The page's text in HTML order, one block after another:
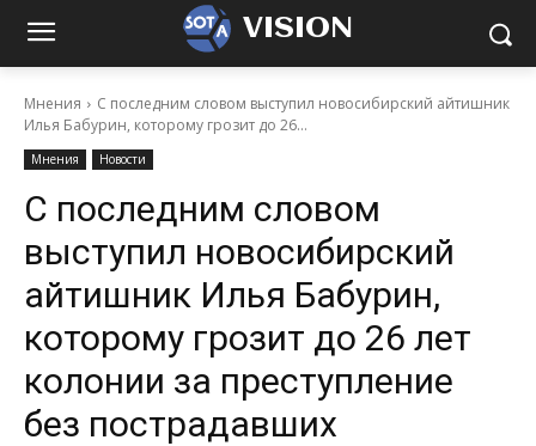
VISION
Мнения
С последним словом выступил новосибирский айтишник
Илья Бабурин, которому грозит до 26...
Мнения Новости
С последним словом
выступил новосибирский
айтишник Илья Бабурин,
которому грозит до 26 лет
колонии за преступление
без пострадавших